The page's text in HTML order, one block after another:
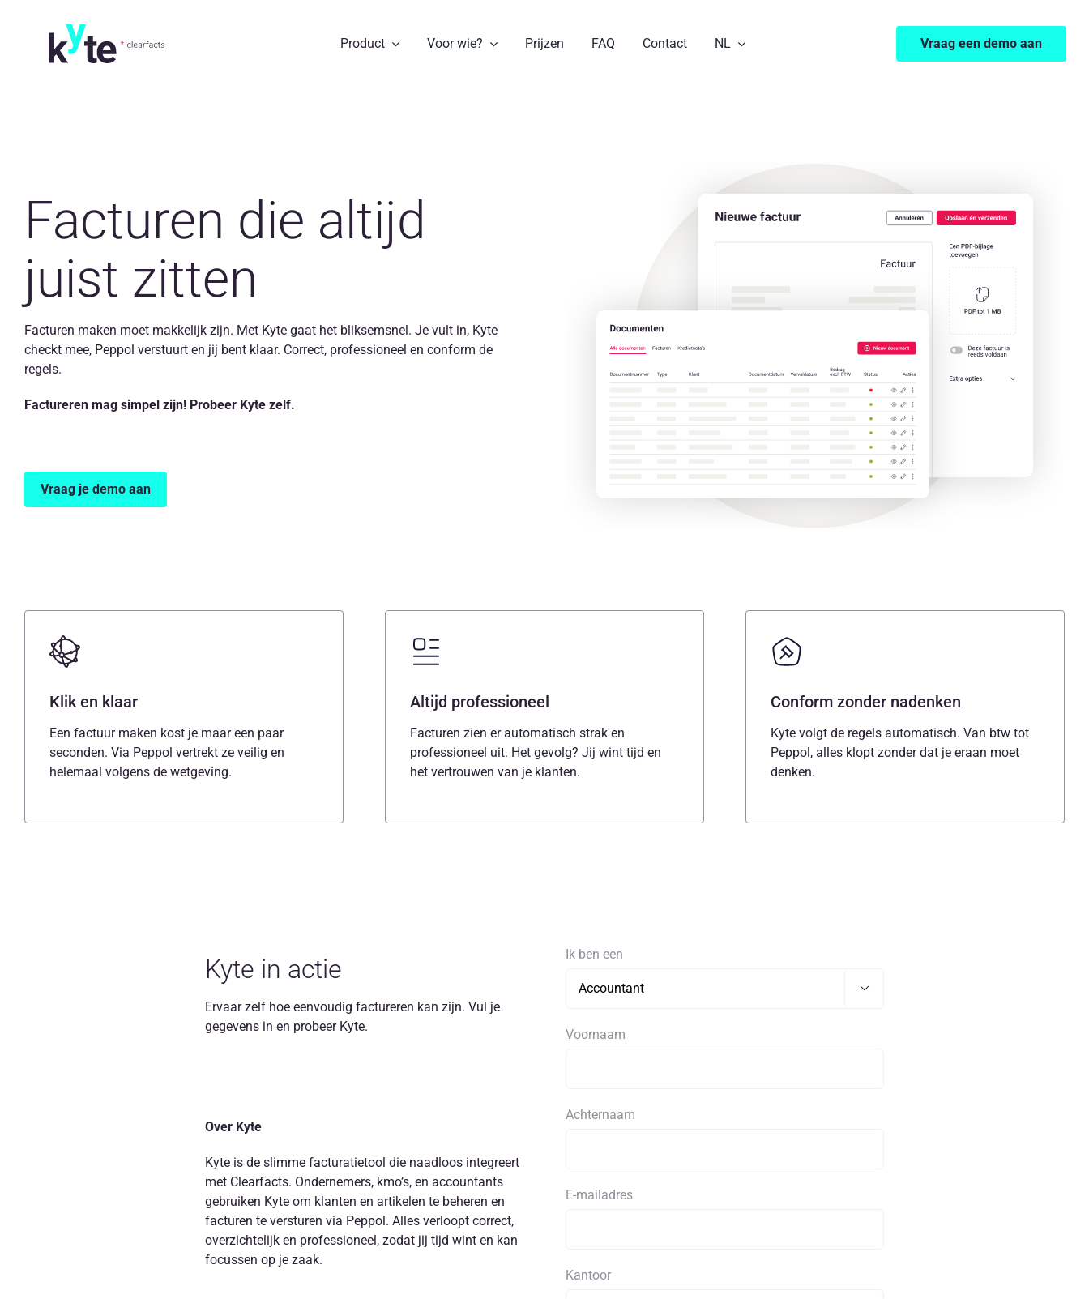
Product Voor wie? Prijzen FAQ Contact NL Vraag een demo aan
Facturen die altijd
juist zitten
Facturen maken moet makkelijk zijn. Met Kyte gaat het bliksemsnel. Je vult in, Kyte
checkt mee, Peppol verstuurt en jij bent klaar. Correct, professioneel en conform de
regels.
Factureren mag simpel zijn! Probeer Kyte zelf.
Vraag je demo aan
Klik en klaar
Een factuur maken kost je maar een paar
seconden. Via Peppol vertrekt ze veilig en
helemaal volgens de wetgeving.
Altijd professioneel
Facturen zien er automatisch strak en
professioneel uit. Het gevolg? Jij wint tijd en
het vertrouwen van je klanten.
Conform zonder nadenken
Kyte volgt de regels automatisch. Van btw tot
Peppol, alles klopt zonder dat je eraan moet
denken.
Kyte in actie
Ervaar zelf hoe eenvoudig factureren kan zijn. Vul je
gegevens in en probeer Kyte.
Over Kyte
Kyte is de slimme facturatietool die naadloos integreert
met Clearfacts. Ondernemers, kmo’s, en accountants
gebruiken Kyte om klanten en artikelen te beheren en
facturen te versturen via Peppol. Alles verloopt correct,
overzichtelijk en professioneel, zodat jij tijd wint en kan
focussen op je zaak.
Ik ben een

Voornaam
Achternaam
E-mailadres
Kantoor